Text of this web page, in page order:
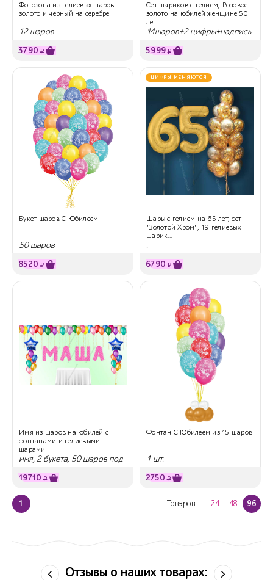
Фотозона из гелиевых шаров
золото и черный на серебре
12 шаров
3790 ₽
Сет шариков с гелием, Розовое
золото на юбилей женщине 50
лет
14шаров+2 цифры+надпись
5999₽
Букет шаров С Юбилеем
50 шаров
8520 ₽
ЦИФРЫ МЕНЯЮТСЯ
Шары с гелием на 65 лет, сет
"Золотой Хром", 19 гелиевых
шарик...
.
6790 ₽
Имя из шаров на юбилей с
фонтанами и гелиевыми
шарами
имя, 2 букета, 50 шаров под
19710 ₽
Фонтан С Юбилеем из 15 шаров
1 шт.
2750 ₽
1 Товаров: 24 48 96
Отзывы о наших товарах: